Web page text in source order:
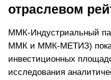
отраслевом
ММК‑Индустриальный
ММК и ММК‑МЕТИЗ)
инвестиционных
исследования